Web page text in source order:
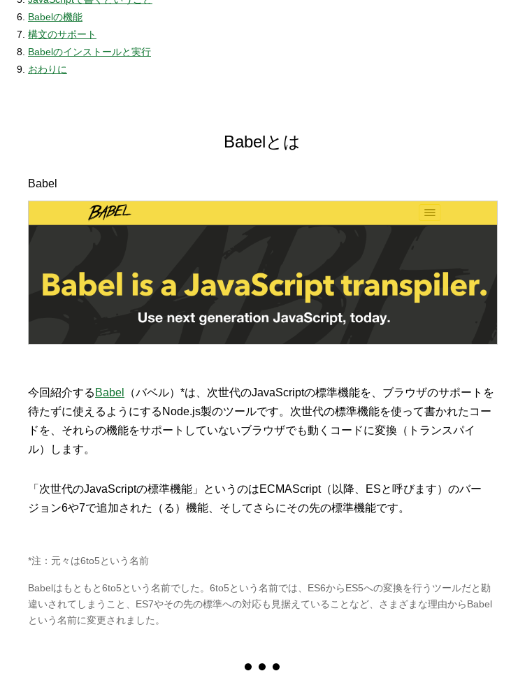
Babelの機能
構文のサポート
Babelのインストールと実行
おわりに
Babelとは
今回紹介する Babel
（バベル）*は、次世代のJavaScriptの標準機能を、ブラウザのサポートを
待たずに使えるようにするNode.js製のツールです。次世代の標準機能を使って書かれたコー
ドを、それらの機能をサポートしていないブラウザでも動くコードに変換（トランスパイ
ル）します。
「次世代のJavaScriptの標準機能」というのはECMAScript（以降、ESと呼びます）のバー
ジョン6や7で追加された（る）機能、そしてさらにその先の標準機能です。
*注：元々は6to5という名前
Babelはもともと6to5という名前でした。6to5という名前では、ES6からES5への変換を行うツールだと勘
違いされてしまうこと、ES7やその先の標準への対応も見据えていることなど、さまざまな理由からBabel
という名前に変更されました。